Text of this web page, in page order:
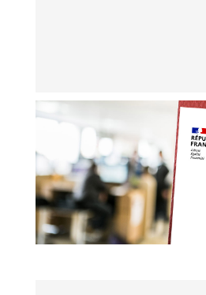
et
flèche
puis
validez-
le
avec
la